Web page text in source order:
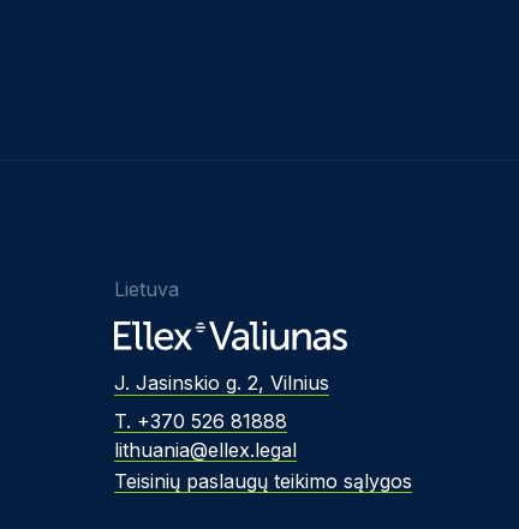
Lietuva
J. Jasinskio g. 2, Vilnius
T. +370 526 81888
lithuania@ellex.legal
Teisinių paslaugų teikimo sąlygos